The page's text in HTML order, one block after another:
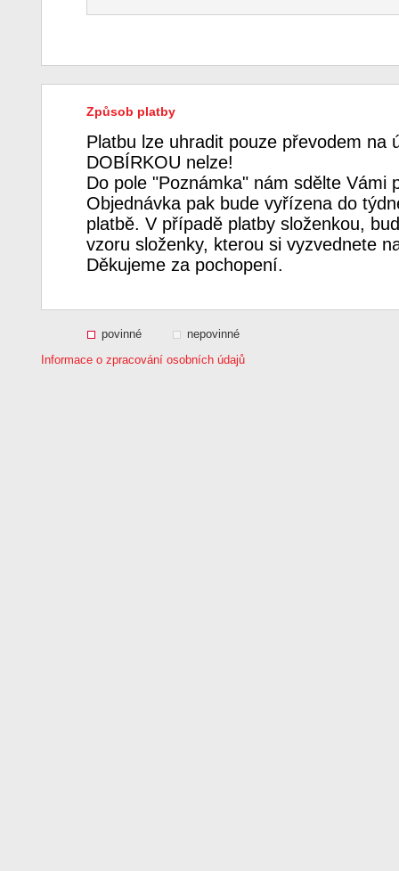
Způsob platby
Platbu lze uhradit pouze převodem na
DOBÍRKOU nelze!
Do pole "Poznámka" nám sdělte Vámi
Objednávka pak bude vyřízena do
platbě. V případě platby složenkou,
vzoru složenky, kterou si vyzvednete
Děkujeme za pochopení.
povinné
nepovinné
Informace o zpracování osobních údajů